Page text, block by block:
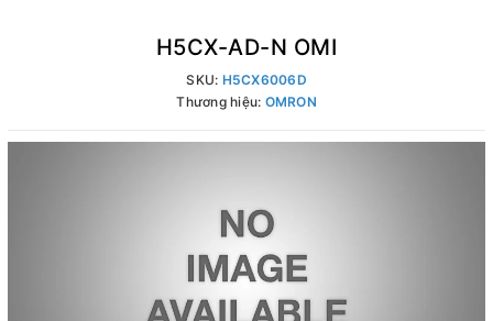
H5CX-AD-N OMI
SKU: H5CX6006D
Thương hiệu: OMRON